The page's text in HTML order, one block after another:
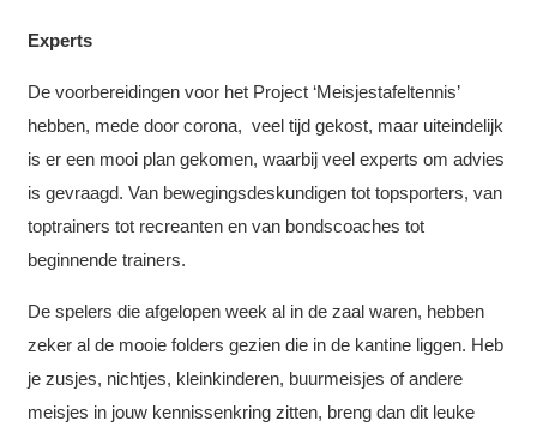
Experts
De voorbereidingen voor het Project ‘Meisjestafeltennis’
hebben, mede door corona, veel tijd gekost, maar uiteindelijk
is er een mooi plan gekomen, waarbij veel experts om advies
is gevraagd. Van bewegingsdeskundigen tot topsporters, van
toptrainers tot recreanten en van bondscoaches tot
beginnende trainers.
De spelers die afgelopen week al in de zaal waren, hebben
zeker al de mooie folders gezien die in de kantine liggen. Heb
je zusjes, nichtjes, kleinkinderen, buurmeisjes of andere
meisjes in jouw kennissenkring zitten, breng dan dit leuke